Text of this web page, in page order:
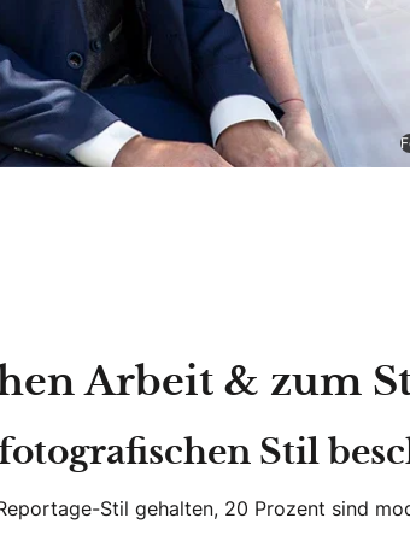
Arbeit & zum
Stil
Stil gehalten, 20 Prozent sind